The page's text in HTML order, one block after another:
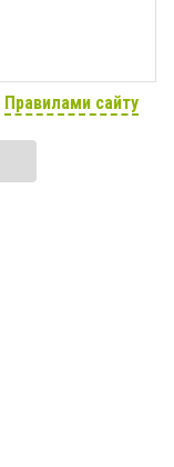
Правилами сайту